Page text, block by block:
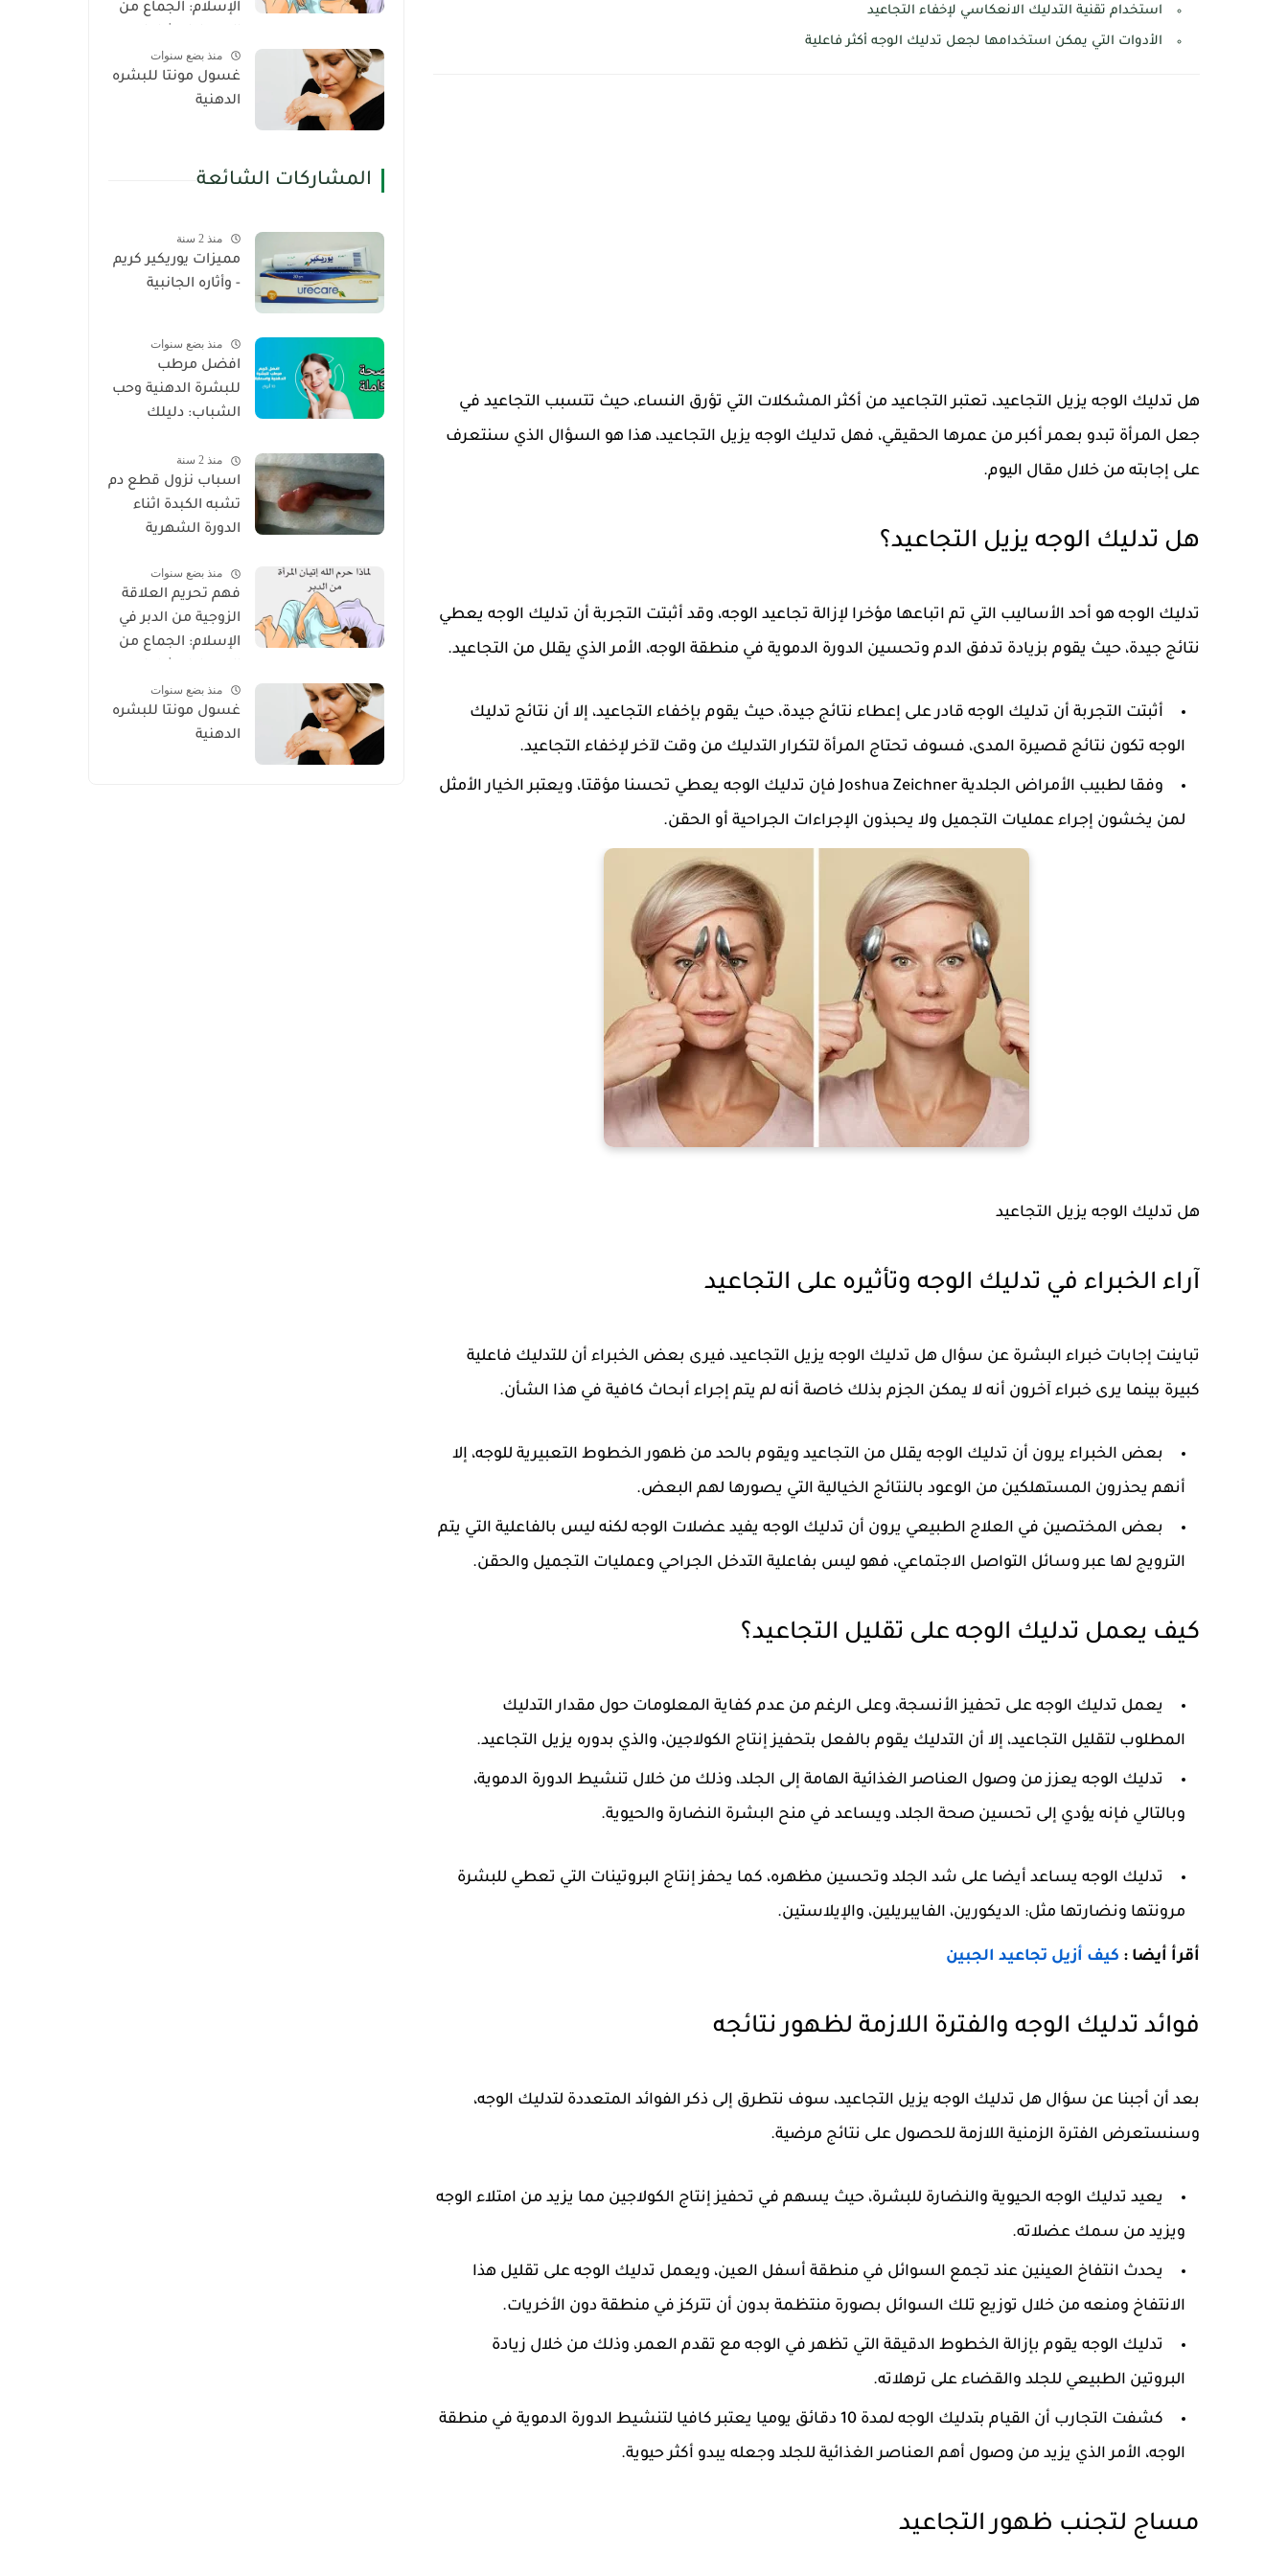
استخدام تقنية التدليك الانعكاسي لإخفاء التجاعيد
الأدوات التي يمكن استخدامها لجعل تدليك الوجه أكثر فاعلية
هل تدليك الوجه يزيل التجاعيد، تعتبر التجاعيد من أكثر المشكلات التي تؤرق النساء، حيث تتسبب التجاعيد في
جعل المرأة تبدو بعمر أكبر من عمرها الحقيقي، فهل تدليك الوجه يزيل التجاعيد، هذا هو السؤال الذي سنتعرف
على إجابته من خلال مقال اليوم.
هل تدليك الوجه يزيل التجاعيد؟
تدليك الوجه هو أحد الأساليب التي تم اتباعها مؤخرا لإزالة تجاعيد الوجه، وقد أثبتت التجربة أن تدليك الوجه يعطي
نتائج جيدة، حيث يقوم بزيادة تدفق الدم وتحسين الدورة الدموية في منطقة الوجه، الأمر الذي يقلل من التجاعيد.
أثبتت التجربة أن تدليك الوجه قادر على إعطاء نتائج جيدة، حيث يقوم بإخفاء التجاعيد، إلا أن نتائج تدليك
الوجه تكون نتائج قصيرة المدى، فسوف تحتاج المرأة لتكرار التدليك من وقت لآخر لإخفاء التجاعيد.
وفقا لطبيب الأمراض الجلدية Joshua Zeichner فإن تدليك الوجه يعطي تحسنا مؤقتا، ويعتبر الخيار الأمثل
لمن يخشون إجراء عمليات التجميل ولا يحبذون الإجراءات الجراحية أو الحقن.
هل تدليك الوجه يزيل التجاعيد
آراء الخبراء في تدليك الوجه وتأثيره على التجاعيد
تباينت إجابات خبراء البشرة عن سؤال هل تدليك الوجه يزيل التجاعيد، فيرى بعض الخبراء أن للتدليك فاعلية
كبيرة بينما يرى خبراء آخرون أنه لا يمكن الجزم بذلك خاصة أنه لم يتم إجراء أبحاث كافية في هذا الشأن.
بعض الخبراء يرون أن تدليك الوجه يقلل من التجاعيد ويقوم بالحد من ظهور الخطوط التعبيرية للوجه، إلا
أنهم يحذرون المستهلكين من الوعود بالنتائج الخيالية التي يصورها لهم البعض.
بعض المختصين في العلاج الطبيعي يرون أن تدليك الوجه يفيد عضلات الوجه لكنه ليس بالفاعلية التي يتم
الترويج لها عبر وسائل التواصل الاجتماعي، فهو ليس بفاعلية التدخل الجراحي وعمليات التجميل والحقن.
كيف يعمل تدليك الوجه على تقليل التجاعيد؟
يعمل تدليك الوجه على تحفيز الأنسجة، وعلى الرغم من عدم كفاية المعلومات حول مقدار التدليك
المطلوب لتقليل التجاعيد، إلا أن التدليك يقوم بالفعل بتحفيز إنتاج الكولاجين، والذي بدوره يزيل التجاعيد.
تدليك الوجه يعزز من وصول العناصر الغذائية الهامة إلى الجلد، وذلك من خلال تنشيط الدورة الدموية،
وبالتالي فإنه يؤدي إلى تحسين صحة الجلد، ويساعد في منح البشرة النضارة والحيوية.
تدليك الوجه يساعد أيضا على شد الجلد وتحسين مظهره، كما يحفز إنتاج البروتينات التي تعطي للبشرة
مرونتها ونضارتها مثل: الديكورين، الفايبريلين، والإيلاستين.
أقرأ أيضا : كيف أزيل تجاعيد الجبين
فوائد تدليك الوجه والفترة اللازمة لظهور نتائجه
بعد أن أجبنا عن سؤال هل تدليك الوجه يزيل التجاعيد، سوف نتطرق إلى ذكر الفوائد المتعددة لتدليك الوجه،
وسنستعرض الفترة الزمنية اللازمة للحصول على نتائج مرضية.
يعيد تدليك الوجه الحيوية والنضارة للبشرة، حيث يسهم في تحفيز إنتاج الكولاجين مما يزيد من امتلاء الوجه
ويزيد من سمك عضلاته.
يحدث انتفاخ العينين عند تجمع السوائل في منطقة أسفل العين، ويعمل تدليك الوجه على تقليل هذا
الانتفاخ ومنعه من خلال توزيع تلك السوائل بصورة منتظمة بدون أن تتركز في منطقة دون الأخريات.
تدليك الوجه يقوم بإزالة الخطوط الدقيقة التي تظهر في الوجه مع تقدم العمر، وذلك من خلال زيادة
البروتين الطبيعي للجلد والقضاء على ترهلاته.
كشفت التجارب أن القيام بتدليك الوجه لمدة 10 دقائق يوميا يعتبر كافيا لتنشيط الدورة الدموية في منطقة
الوجه، الأمر الذي يزيد من وصول أهم العناصر الغذائية للجلد وجعله يبدو أكثر حيوية.
مساج لتجنب ظهور التجاعيد
الإسلام: الجماع من
منذ بضع سنوات
غسول مونتا للبشره
الدهنية
المشاركات الشائعة
منذ 2 سنة
مميزات يوريكير كريم
- وأثاره الجانبية
منذ بضع سنوات
افضل مرطب
للبشرة الدهنية وحب
الشباب: دليلك
الصحيحة 2025
منذ 2 سنة
اسباب نزول قطع دم
تشبه الكبدة اثناء
الدورة الشهرية
منذ بضع سنوات
فهم تحريم العلاقة
الزوجية من الدبر في
الإسلام: الجماع من
منذ بضع سنوات
غسول مونتا للبشره
الدهنية